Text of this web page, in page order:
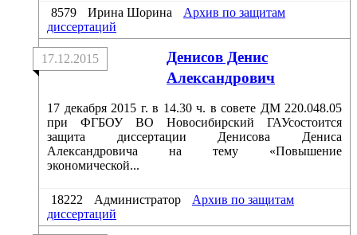
8579 Ирина Шорина
Архив по защитам
диссертаций
Денисов Денис
Александрович
17.12.2015
17 декабря 2015 г. в 14.30 ч. в совете ДМ 220.048.05
при ФГБОУ ВО Новосибирский ГАУсостоится
защита диссертации Денисова Дениса
Александровича на тему «Повышение
экономической...
18222 Администратор
Архив по защитам
диссертаций